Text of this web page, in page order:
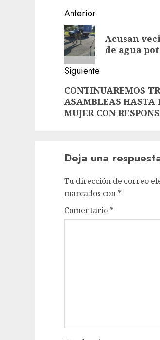
Navegación
de
entradas
Anterior
Entrada
anterior:
Acusan
de agua
Siguiente
Siguiente
entrada:
CONTINUAREMOS
ASAMBLEAS HASTA
MUJER CON
Deja una
Tu dirección de correo
marcados con *
Comentario *